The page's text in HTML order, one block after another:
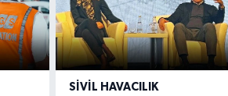
SIVIL HAVACILIK